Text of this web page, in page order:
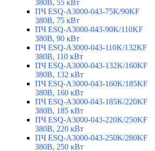
380В, 55 кВт
ПЧ ESQ-A3000-043-75K/90KF
380В, 75 кВт
ПЧ ESQ-A3000-043-90K/110KF
380В, 90 кВт
ПЧ ESQ-A3000-043-110K/132KF
380В, 110 кВт
ПЧ ESQ-A3000-043-132K/160KF
380В, 132 кВт
ПЧ ESQ-A3000-043-160K/185KF
380В, 160 кВт
ПЧ ESQ-A3000-043-185K/220KF
380В, 185 кВт
ПЧ ESQ-A3000-043-220K/250KF
380В, 220 кВт
ПЧ ESQ-A3000-043-250K/280KF
380В, 250 кВт